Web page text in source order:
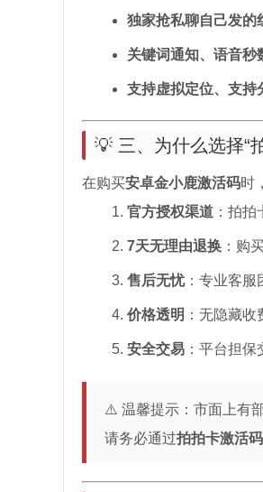
独家抢私聊自己发的
关键词通知、语音秒
支持虚拟定位、支持
💡 三、为什么选择“
在购买安卓金小鹿激活码时，
官方授权渠道：拍拍
7天无理由退换：购
售后无忧：专业客服
价格透明 ：无隐藏
安全交易：平台担保
⚠️ 温馨提示：市面上有
请务必通过拍拍卡激活